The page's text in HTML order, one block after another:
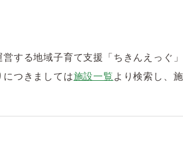
する地域子育て支援「ちきんえっぐ
つきましては施設一覧 より検索し、